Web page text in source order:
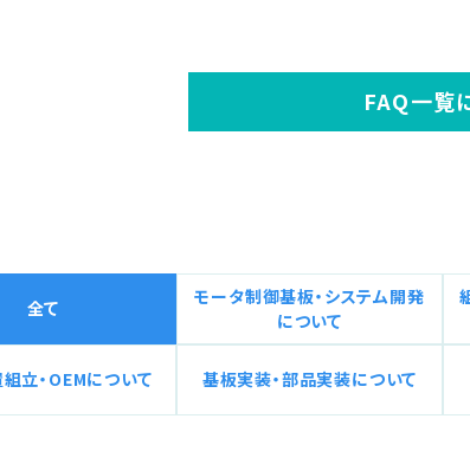
FAQ一覧
全て
モータ制御基板・システム開発
について
立・OEMについて 基板実装・部品実装について